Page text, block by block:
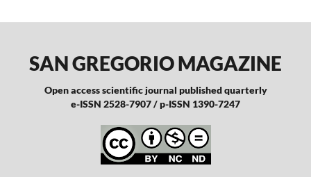
SAN GREGORIO MAGAZINE
Open access scientific journal published quarterly
e-ISSN 2528-7907 / p-ISSN 1390-7247